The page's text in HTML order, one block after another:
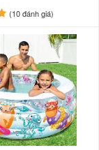
(10 đánh giá)